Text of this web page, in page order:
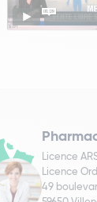
Licence
Licence
49